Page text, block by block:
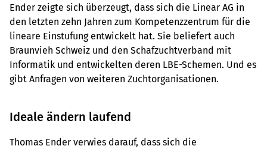
Ender zeigte sich überzeugt, dass sich die Linear AG in
den letzten zehn Jahren zum Kompetenzzentrum für die
lineare Einstufung entwickelt hat. Sie beliefert auch
Braunvieh Schweiz und den Schafzuchtverband mit
Informatik und entwickelten deren LBE-Schemen. Und es
gibt Anfragen von weiteren Zuchtorganisationen.
Ideale ändern laufend
Thomas Ender verwies darauf, dass sich die